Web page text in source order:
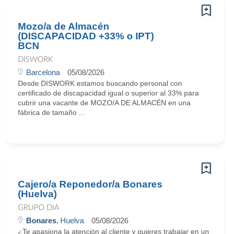
Mozo/a de Almacén
(DISCAPACIDAD +33% o IPT)
BCN
DISWORK
Barcelona 05/08/2026
Desde DISWORK estamos buscando personal con
certificado de discapacidad igual o superior al 33% para
cubrir una vacante de MOZO/A DE ALMACÉN en una
fábrica de tamaño ...
Cajero/a Reponedor/a Bonares
(Huelva)
GRUPO DIA
Bonares, Huelva 05/08/2026
¿Te apasiona la atención al cliente y quieres trabajar en un